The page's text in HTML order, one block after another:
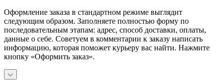
Оформление заказа в стандартном режиме выглядит
следующим образом. Заполняете полностью форму по
последовательным этапам: адрес, способ доставки, оплаты,
данные о себе. Советуем в комментарии к заказу написать
информацию, которая поможет курьеру вас найти. Нажмите
кнопку «Оформить заказ».